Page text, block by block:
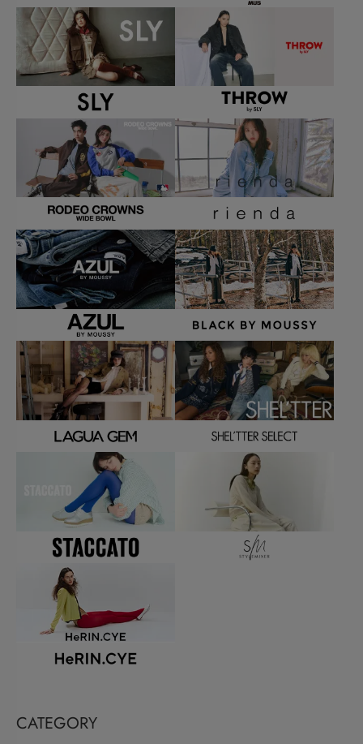
CATEGORY